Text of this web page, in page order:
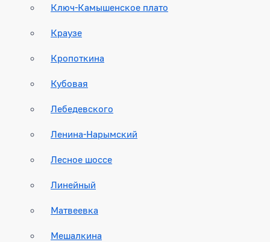
Ключ-Камышенское плато
Краузе
Кропоткина
Кубовая
Лебедевского
Ленина-Нарымский
Лесное шоссе
Линейный
Матвеевка
Мешалкина